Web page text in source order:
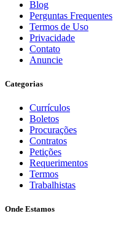
Blog
Perguntas Frequentes
Termos de Uso
Privacidade
Contato
Anuncie
Categorias
Currículos
Boletos
Procurações
Contratos
Petições
Requerimentos
Termos
Trabalhistas
Onde Estamos